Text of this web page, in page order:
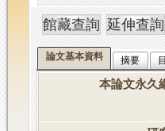
論文基本資料 摘要
本論文永久